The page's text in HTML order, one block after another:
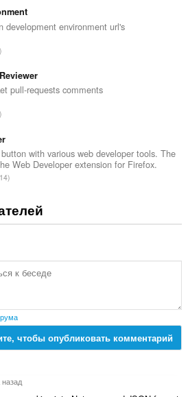
development environment url's
pull-requests comments
with various web developer tools. The
Web Developer extension for Firefox.
чтобы опубликовать комментарий
назад